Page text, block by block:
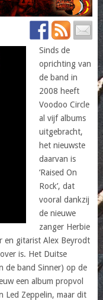
Sinds de
oprichting van
de band in
2008 heeft
Voodoo Circle
al vijf albums
uitgebracht,
het nieuwste
daarvan is
‘Raised On
Rock’, dat
vooral dankzij
de nieuwe
zanger Herbie
en gitarist Alex Beyrodt
is. Het Duitse
de band Sinner) op de
een album propvol
Led Zeppelin, maar dit